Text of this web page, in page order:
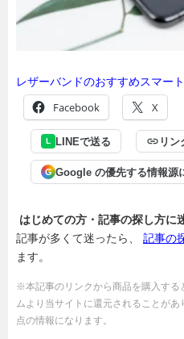
レザーバンドのおすすめスマー
Facebook X
L LINEで送る リン
G Google の優先する情報源
はじめての方・記事の探し方に
記事が多くて迷ったら、 記事の
ます。
※本記事のリンクから商品を購入する
ムより当サイトに還元されることが
点の情報になります。